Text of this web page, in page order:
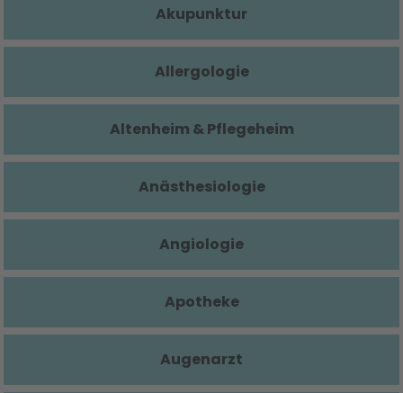
Akupunktur
Allergologie
Altenheim & Pflegeheim
Anästhesiologie
Angiologie
Apotheke
Augenarzt